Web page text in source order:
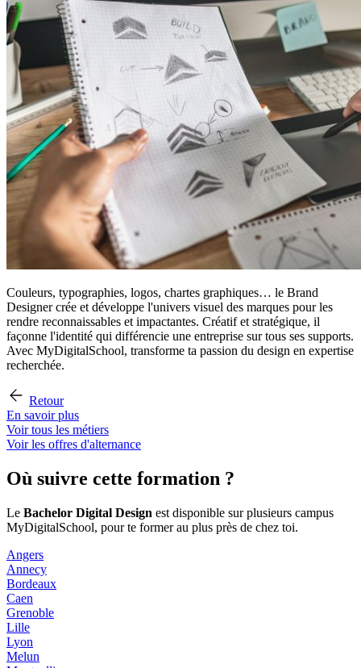
Couleurs, typographies, logos, chartes graphiques… le Brand
Designer crée et développe l'univers visuel des marques pour les
rendre reconnaissables et impactantes. Créatif et stratégique, il
façonne l'identité qui différencie une entreprise sur tous ses supports.
Avec MyDigitalSchool, transforme ta passion du design en expertise
recherchée.
Retour
En savoir plus
Voir tous les métiers
Voir les offres d'alternance
Où suivre cette formation ?
Le Bachelor Digital Design est disponible sur plusieurs campus
MyDigitalSchool, pour te former au plus près de chez toi.
Angers
Annecy
Bordeaux
Caen
Grenoble
Lille
Lyon
Melun